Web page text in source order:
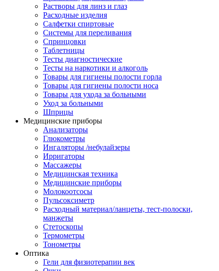
Растворы для линз и глаз
Расходные изделия
Салфетки спиртовые
Системы для переливания
Спринцовки
Таблетницы
Тесты диагностические
Тесты на наркотики и алкоголь
Товары для гигиены полости горла
Товары для гигиены полости носа
Товары для ухода за больными
Уход за больными
Шприцы
Медицинские приборы
Анализаторы
Глюкометры
Ингаляторы /небулайзеры
Ирригаторы
Массажеры
Медицинская техника
Медицинские приборы
Молокоотсосы
Пульсоксиметр
Расходный материал/ланцеты, тест-полоски,
манжеты
Стетоскопы
Термометры
Тонометры
Оптика
Гели для физиотерапии век